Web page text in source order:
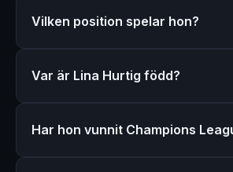
Vilken position spelar hon?
Var är Lina Hurtig född?
Har hon vunnit Champions